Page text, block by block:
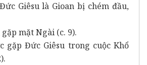
Giêsu là Gioan bị chém đầu,
mặt Ngài (c. 9).
gặp Đức Giêsu trong cuộc Khổ